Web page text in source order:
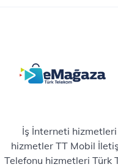
İş İnterneti
hizmetler TT Mobil
Telefonu hizmetleri Türk